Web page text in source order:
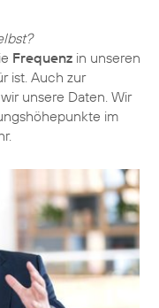
Frequenz in unseren
ist. Auch zur
unsere Daten. Wir
im